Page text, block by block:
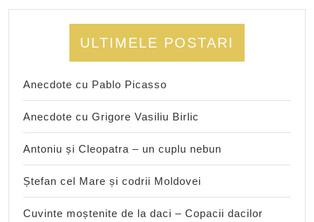
ULTIMELE POSTARI
Anecdote cu Pablo Picasso
Anecdote cu Grigore Vasiliu Birlic
Antoniu și Cleopatra – un cuplu nebun
Ștefan cel Mare și codrii Moldovei
Cuvinte moștenite de la daci – Copacii dacilor